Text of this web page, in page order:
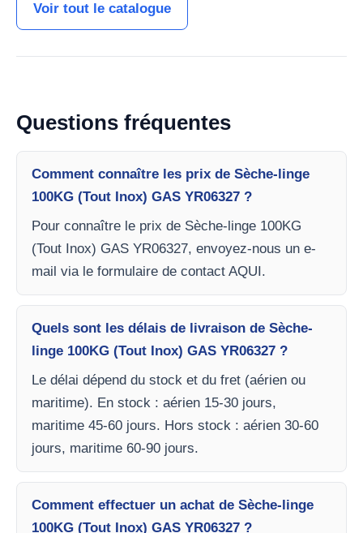
Voir tout le catalogue
Questions fréquentes
Comment connaître les prix de Sèche-linge
100KG (Tout Inox) GAS YR06327 ?
Pour connaître le prix de Sèche-linge 100KG
(Tout Inox) GAS YR06327, envoyez-nous un e-
mail via le formulaire de contact AQUI.
Quels sont les délais de livraison de Sèche-
linge 100KG (Tout Inox) GAS YR06327 ?
Le délai dépend du stock et du fret (aérien ou
maritime). En stock : aérien 15-30 jours,
maritime 45-60 jours. Hors stock : aérien 30-60
jours, maritime 60-90 jours.
Comment effectuer un achat de Sèche-linge
100KG (Tout Inox) GAS YR06327 ?